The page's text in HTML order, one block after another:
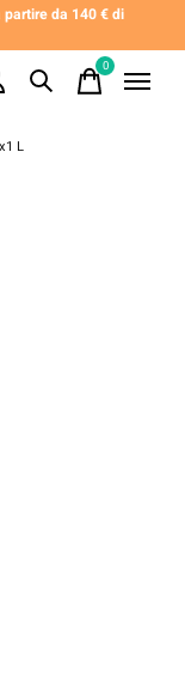
da 140 € di
0items
L